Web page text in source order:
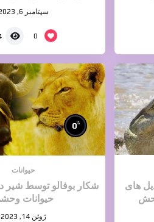
سپتامبر 6, 2023
0
های
0%
حیوانات
شکار بوفالو توسط شیر
حیوانات
ژوئن 14, 2023